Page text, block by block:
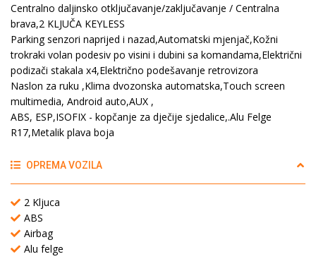
Centralno daljinsko otključavanje/zaključavanje / Centralna
brava,2 KLJUČA KEYLESS
Parking senzori naprijed i nazad,Automatski mjenjač,Kožni
trokraki volan podesiv po visini i dubini sa komandama,Električni
podizači stakala x4,Električno podešavanje retrovizora
Naslon za ruku ,Klima dvozonska automatska,Touch screen
multimedia, Android auto,AUX ,
ABS, ESP,ISOFIX - kopčanje za dječije sjedalice,.Alu Felge
R17,Metalik plava boja
OPREMA VOZILA
2 Kljuca
ABS
Airbag
Alu felge